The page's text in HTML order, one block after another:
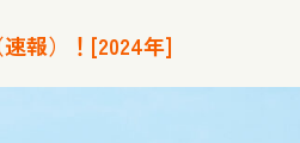
報）！[2024年]